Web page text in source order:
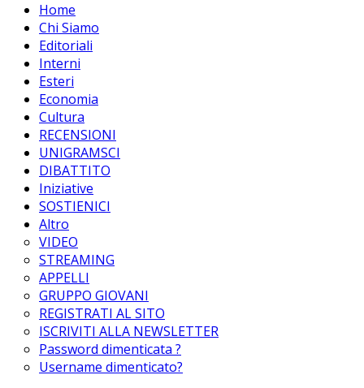
Home
Chi Siamo
Editoriali
Interni
Esteri
Economia
Cultura
RECENSIONI
UNIGRAMSCI
DIBATTITO
Iniziative
SOSTIENICI
Altro
VIDEO
STREAMING
APPELLI
GRUPPO GIOVANI
REGISTRATI AL SITO
ISCRIVITI ALLA NEWSLETTER
Password dimenticata ?
Username dimenticato?